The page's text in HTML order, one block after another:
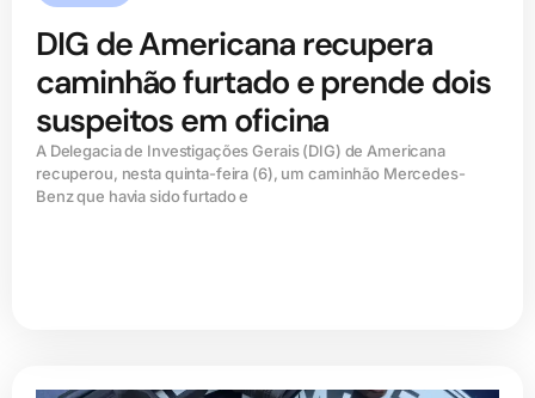
DIG de Americana recupera
caminhão furtado e prende dois
suspeitos em oficina
A Delegacia de Investigações Gerais (DIG) de Americana
recuperou, nesta quinta-feira (6), um caminhão Mercedes-
Benz que havia sido furtado e